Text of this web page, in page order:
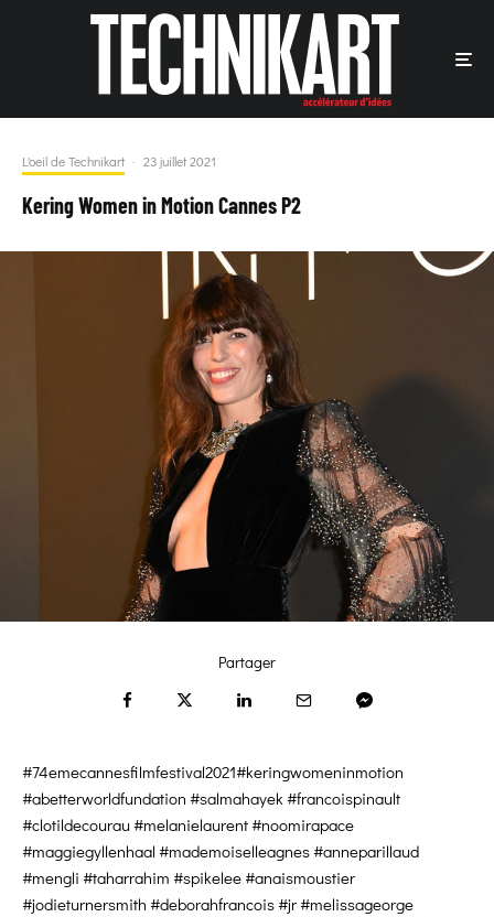
L'oeil de Technikart · 23 juillet 2021
Kering Women in Motion Cannes P2
Partager
#74emecannesfilmfestival2021#keringwomeninmotion
#abetterworldfundation #salmahayek #francoispinault
#clotildecourau #melanielaurent #noomirapace
#maggiegyllenhaal #mademoiselleagnes #anneparillaud
#mengli #taharrahim #spikelee #anaismoustier
#jodieturnersmith #deborahfrancois #jr #melissageorge